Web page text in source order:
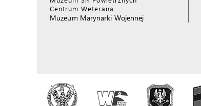
Centrum Weterana
Muzeum Marynarki Wojennej